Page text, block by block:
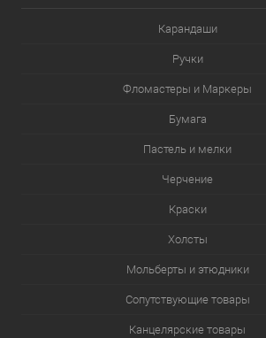
Карандаши
Ручки
Фломастеры и Маркеры
Бумага
Пастель и мелки
Черчение
Краски
Холсты
Мольберты и этюдники
Сопутствующие товары
Канцелярские товары